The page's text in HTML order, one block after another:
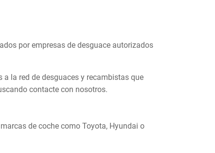
por empresas de desguace autorizados
la red de desguaces y recambistas que
contacte con nosotros.
de coche como Toyota, Hyundai o